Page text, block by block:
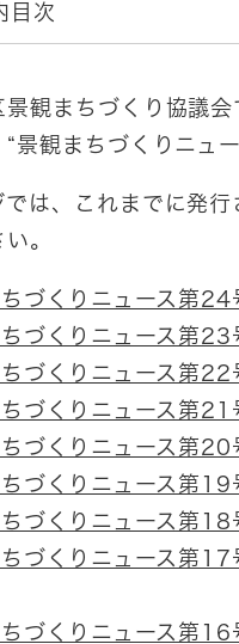
国際交流
とじる
目次
景観まちづくり協議
景観まちづくりニュ
では、これまでに発
。
づくりニュース第
づくりニュース第
づくりニュース第
づくりニュース第
づくりニュース第
づくりニュース第
づくりニュース第
づくりニュース第
づくりニュース第